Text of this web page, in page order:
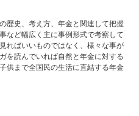
歴史、考え方、年金と関連して把握
など幅広く主に事例形式で考察して
ればいいものではなく、様々な事が
を読んでいれば自然と年金に対する
供まで全国民の生活に直結する年金